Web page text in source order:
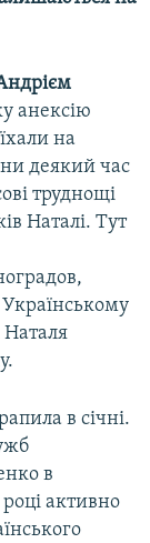
анексію
на
деякий час
труднощі
Наталі. Тут
Наталя
в січні.
в
активно